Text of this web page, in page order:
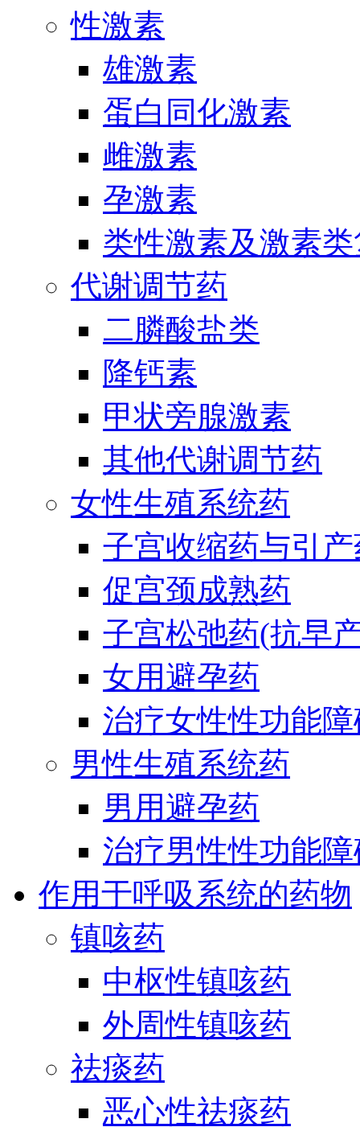
性激素
雄激素
蛋白同化激素
雌激素
孕激素
类性激素及激素
代谢调节药
二膦酸盐类
降钙素
甲状旁腺激素
其他代谢调节药
女性生殖系统药
子宫收缩药与引
促宫颈成熟药
子宫松弛药(抗早
女用避孕药
治疗女性性功能
男性生殖系统药
男用避孕药
治疗男性性功能
作用于呼吸系统的药物
镇咳药
中枢性镇咳药
外周性镇咳药
祛痰药
恶心性祛痰药